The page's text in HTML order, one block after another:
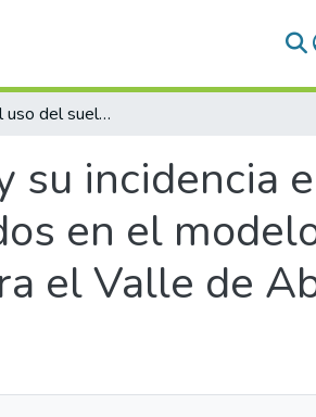
Cambios en el uso del suelo y su incidencia en la concentración y deposición de nitrogenados en el modelo de química de transporte LOTOS-EUROS para el Valle de Aburrá
su incidencia
en el
el Valle de